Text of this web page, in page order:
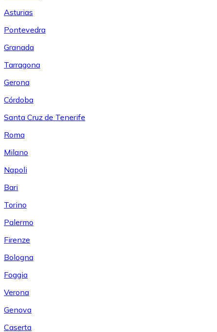
Asturias
Pontevedra
Granada
Tarragona
Gerona
Córdoba
Santa Cruz de Tenerife
Roma
Milano
Napoli
Bari
Torino
Palermo
Firenze
Bologna
Foggia
Verona
Genova
Caserta